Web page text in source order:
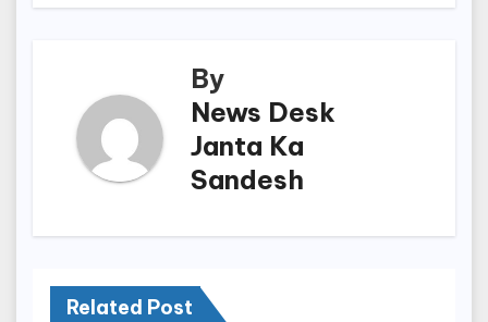
By
News Desk
Janta Ka
Sandesh
Related Post